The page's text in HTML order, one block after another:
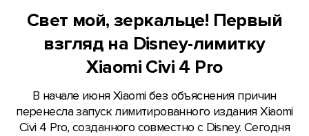
Свет мой, зеркальце! Первый
взгляд на Disney-лимитку
Xiaomi Civi 4 Pro
В начале июня Xiaomi без объяснения причин
перенесла запуск лимитированного издания Xiaomi
Civi 4 Pro, созданного совместно с Disney. Сегодня